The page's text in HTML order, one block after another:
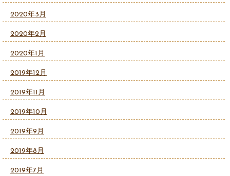
2020年3月
2020年2月
2020年1月
2019年12月
2019年11月
2019年10月
2019年9月
2019年8月
2019年7月